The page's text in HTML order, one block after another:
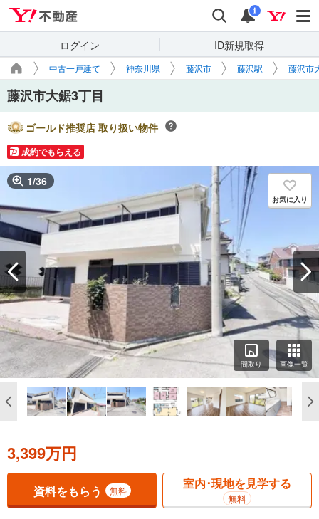
検索 通知
i
ログイン ID新規取得
中古一戸建て 神奈川県 藤沢市 藤沢駅 藤沢市
藤沢市大鋸3丁目
ゴールド推奨店 取り扱い物件
成約でもらえる
1/36
お気に入り
間取り 画像一覧
3,399万円
資料をもらう 無料 室内･現地を見学する
無料